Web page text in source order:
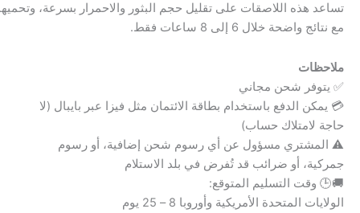
تساعد هذه اللاصقات على تقليل حجم البثور والاحمرار بسرعة،
مع نتائج واضحة خلال 6 إلى 8 ساعات فقط.
ملاحظات
✅ يتوفر شحن مجاني
💳 يمكن الدفع باستخدام بطاقة الائتمان مثل فيزا عبر بايبال (لا
حاجة لامتلاك حساب)
⚠️ المشتري مسؤول عن أي رسوم شحن إضافية، أو رسوم
جمركية، أو ضرائب قد تُفرض في بلد الاستلام
🚚🕒 وقت التسليم المتوقع:
الولايات المتحدة الأمريكية وأوروبا 8 – 25 يوم